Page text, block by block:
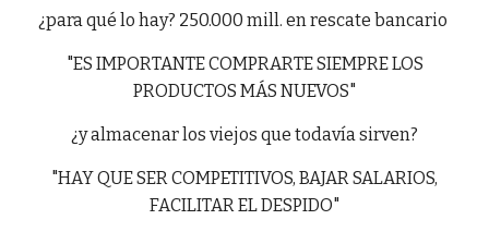
¿para qué lo hay? 250.000 mill. en rescate bancario
"ES IMPORTANTE COMPRARTE SIEMPRE LOS
PRODUCTOS MÁS NUEVOS"
¿y almacenar los viejos que todavía sirven?
"HAY QUE SER COMPETITIVOS, BAJAR SALARIOS,
FACILITAR EL DESPIDO"